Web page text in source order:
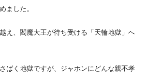
ました。
え、閻魔大王が待ち受ける「天輪地獄」へ
ばく地獄ですが、ジャホンにどんな親不孝